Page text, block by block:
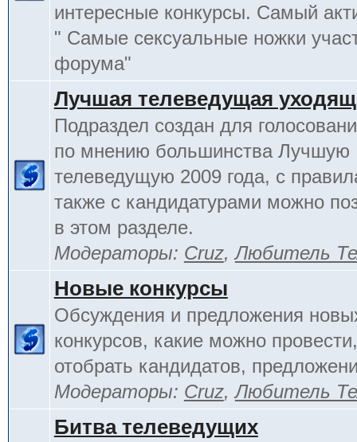
интересные конкурсы. Самый
" Самые сексуальные ножки
форума"
Лучшая телеведущая
Подраздел создан для
по мнению большинства Лучшую
телеведущую 2009 года, с
также с кандидатурами можно
в этом разделе.
Модераторы: Cruz,Любитель
Новые конкурсы
Обсуждения и предложения
конкурсов, какие можно
отобрать кандидатов,
Модераторы: Cruz,Любитель
Битва телеведущих